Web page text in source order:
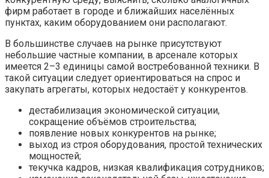
фирм работает в городе и ближайших населённых
пунктах, каким оборудованием они располагают.
В большинстве случаев на рынке присутствуют
небольшие частные компании, в арсенале которых
имеется 2–3 единицы самой востребованной техники. В
такой ситуации следует ориентироваться на спрос и
закупать агрегаты, которых недостаёт у конкурентов.
дестабилизация экономической ситуации,
сокращение объёмов строительства;
появление новых конкурентов на рынке;
выход из строя оборудования, простой технических
мощностей;
текучка кадров, низкая квалификация сотрудников;